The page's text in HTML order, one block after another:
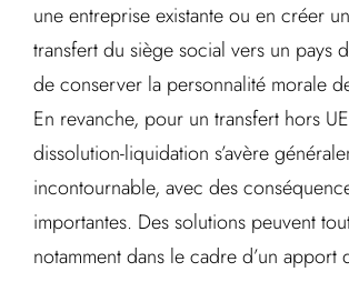
une entreprise existante ou en créer
transfert du siège social vers un pays
de conserver la personnalité morale
En revanche, pour un transfert hors
dissolution-liquidation s’avère
incontournable, avec des
importantes. Des solutions peuvent
notamment dans le cadre d’un apport